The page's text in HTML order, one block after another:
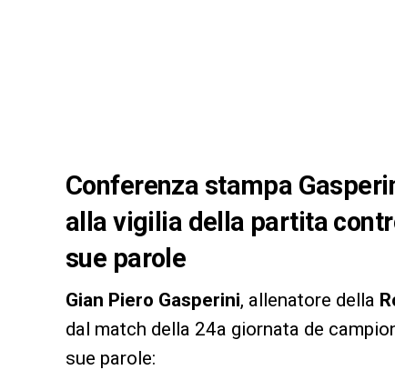
Conferenza stampa
alla vigilia della partita
sue parole
Gian Piero Gasperini, allenatore della
dal match della 24a giornata de
sue parole: